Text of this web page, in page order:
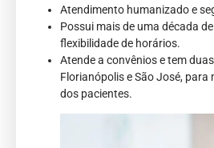
Atendimento humanizado e
Possui mais de uma década
flexibilidade de horários.
Atende a convênios e tem
Florianópolis e São José, para
dos pacientes.